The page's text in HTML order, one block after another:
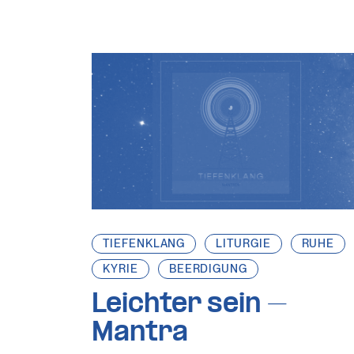
TIEFENKLANG LITURGIE
RUHE
KYRIE
BEERDIGUNG
Leichter sein –
Mantra